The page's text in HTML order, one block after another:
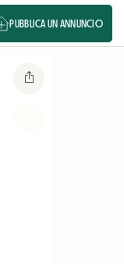
PUBBLICA UN ANNUNCIO